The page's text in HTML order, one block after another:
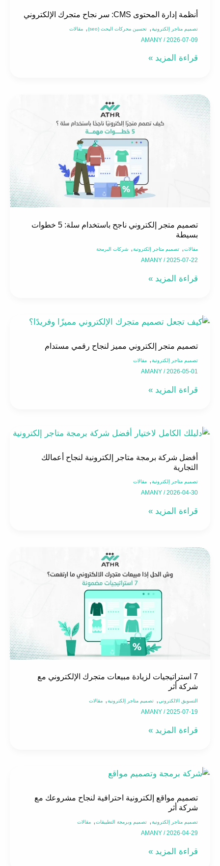
أنظمة إدارة المحتوى CMS: سر نجاح متجرك الإلكتروني
تصميم متاجر إلكترونية,تحسين محركات البحث (seo) ,مقالات
AMANY /2026-07-09
CMS:
سر
نجاح
متجرك
قراءة المزيد »
تصميم متجر إلكتروني ناجح باستخدام سلة: 5 خطوات
بسيطة
مقالات,تصميم متاجر إلكترونية,شركات البرمجة
AMANY /2025-07-22
تصميم
متجر
قراءة المزيد »
تصميم متجر إلكتروني مميز لنجاح رقمي مستدام
تصميم متاجر إلكترونية,مقالات
AMANY /2026-05-01
تصميم
إلكتروني
مميز
لنجاح
رقمي
قراءة المزيد »
أفضل شركة برمجة متاجر إلكترونية لنجاح أعمالك
التجارية
تصميم متاجر إلكترونية,مقالات
AMANY /2026-04-30
أفضل
برمجة
متاجر
إلكترونية
أعمالك
قراءة المزيد »
7 استراتيجيات لزيادة مبيعات متجرك الإلكتروني مع
شركة أثر
التسويق الالكتروني,تصميم متاجر إلكترونية,مقالات
AMANY /2025-07-19
7
استراتيجيات
قراءة المزيد »
تصميم مواقع إلكترونية احترافية لنجاح مشروعك مع
شركة أثر
تصميم متاجر إلكترونية,تصميم وبرمجة التطبيقات,مقالات
AMANY /2026-04-29
تصميم
إلكترونية
احترافية
لنجاح
مع
قراءة المزيد »